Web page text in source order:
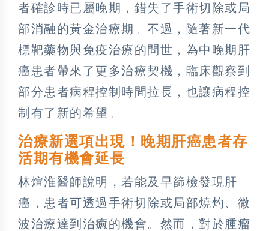
者確診時已屬晚期，錯失了手術切除或局
部消融的黃金治療期。不過，隨著新一代
標靶藥物與免疫治療的問世，為中晚期肝
癌患者帶來了更多治療契機，臨床觀察到
部分患者病程控制時間拉長，也讓病程控
制有了新的希望。
治療新選項出現！晚期肝癌患者存
活期有機會延長
林煊淮醫師說明，若能及早篩檢發現肝
癌，患者可透過手術切除或局部燒灼、微
波治療達到治癒的機會。然而，對於腫瘤